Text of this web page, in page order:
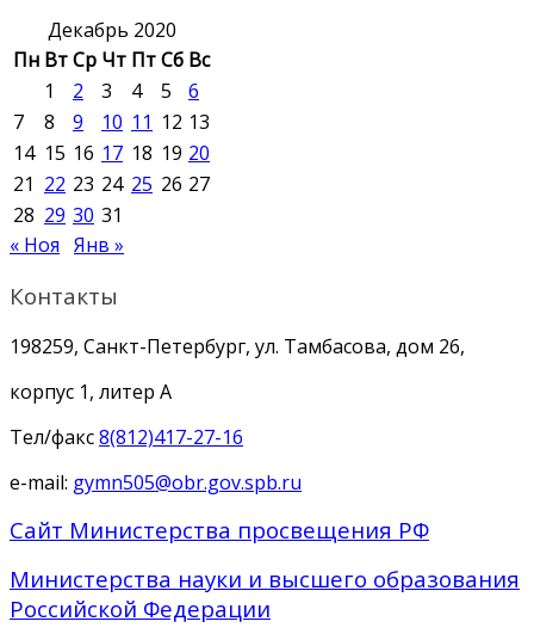
Декабрь 2020
Пн ВтСр Чт ПтСб Вс
1
2 3 4 5
6
7
8 9 10 11 12 13
14 15 16 17 18 19 20
21 22 23 24 25 26 27
28 29 30 31
« Ноя Янв »
Контакты
198259, Санкт-Петербург, ул. Тамбасова, дом 26,
корпус 1, литер А
Тел/факс8(812)417-27-16
e-mail: gymn505@obr.gov.spb.ru
Сайт Министерства просвещения РФ
Министерства науки и высшего образования
Российской Федерации